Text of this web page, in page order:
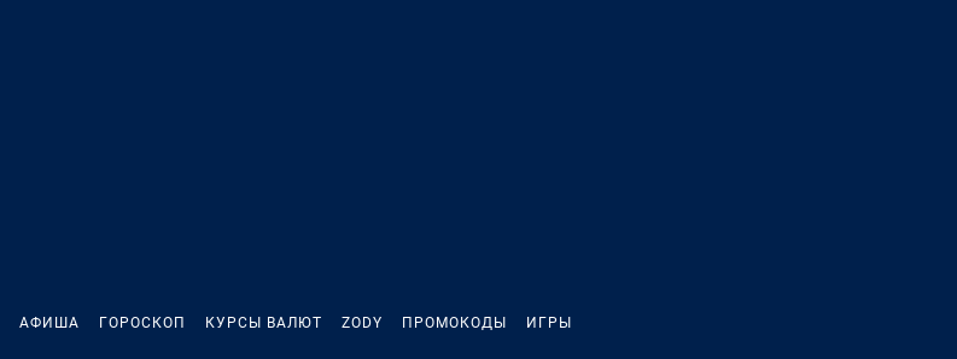
АФИША ГОРОСКОП КУРСЫ ВАЛЮТ ZODY ПРОМОКОДЫ ИГРЫ